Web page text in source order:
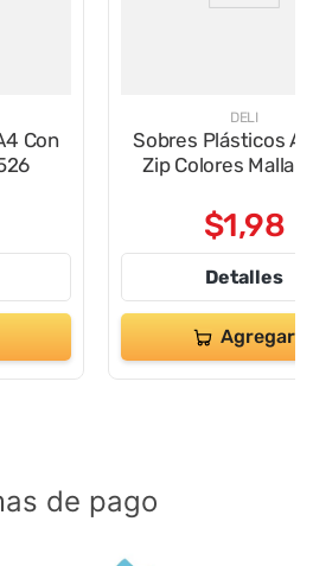
Con
DELI
Sobres Plásticos
Zip Colores Malla
$1,98
Detalles
Agregar
de pago